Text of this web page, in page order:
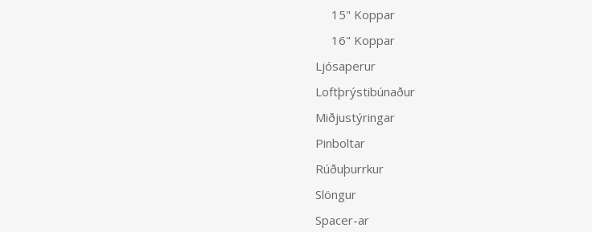
15" Koppar
16" Koppar
Ljósaperur
Loftþrýstibúnaður
Miðjustýringar
Pinboltar
Rúðuþurrkur
Slöngur
Spacer-ar